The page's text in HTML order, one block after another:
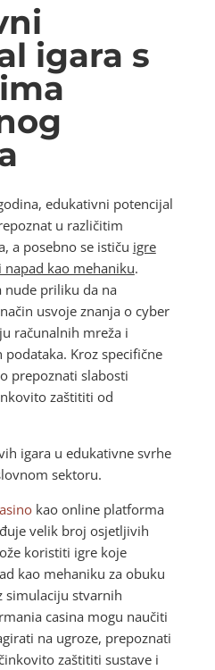
igara s
edukativni potencijal
u različitim
a posebno se ističu igre
kao mehaniku.
nude priliku da na
usvoje znanja o cyber
računalnih mreža i
Kroz specifične
prepoznati slabosti
zaštititi od
igara u edukativne svrhe
sektoru.
kao online platforma
velik broj osjetljivih
koristiti igre koje
kao mehaniku za obuku
simulaciju stvarnih
casina mogu naučiti
na ugroze, prepoznati
zaštititi sustave i